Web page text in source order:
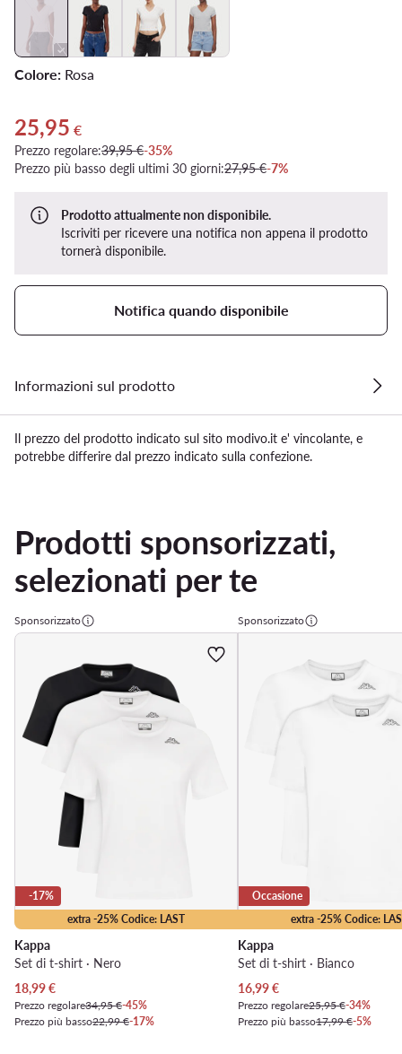
Colore: Rosa
Prezzo attuale 25,95 €
25,95 €
Prezzo regolare:39,95 €-35%
Prezzo più basso degli ultimi 30 giorni:27,95 €-7%
Prodotto attualmente non disponibile.
Iscriviti per ricevere una notifica non appena il prodotto
tornerà disponibile.
Notifica quando disponibile
Informazioni sul prodotto
Il prezzo del prodotto indicato sul sito modivo.it e' vincolante, e
potrebbe differire dal prezzo indicato sulla confezione.
Prodotti sponsorizzati,
selezionati per te
Sponsorizzato
extra -25% Codice: LAST
-17%
Kappa
Set di t-shirt · Nero
Prezzo attuale
18,99€
Prezzo regolare34,95 €-45%
Prezzo più basso22,99 €-17%
Sponsorizzato
extra -25% Codice:
Occasione
Kappa
Set di t-shirt · Bianco
Prezzo attuale
16,99€
Prezzo regolare25,95 €-34%
Prezzo più basso17,99 €-5%